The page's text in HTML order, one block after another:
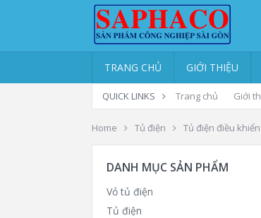
TRANG CHỦ GIỚI THIỆU
QUICK LINKS Trang chủ Giới
Home Tủ điện Tủ điện điều khiển
DANH MỤC SẢN PHẨM
Vỏ tủ điện
Tủ điện